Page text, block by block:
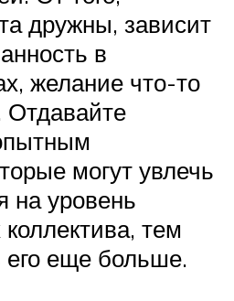
дружны, зависит
в
желание что-то
Отдавайте
могут увлечь
на уровень
тем
еще больше.